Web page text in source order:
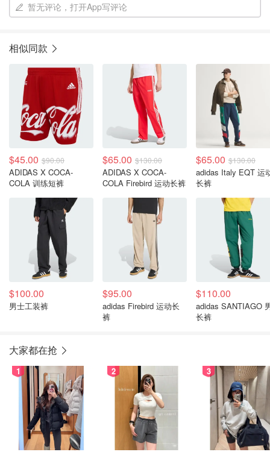
暂无评论，打开App写评论
相似同款
$45.00 $90.00
ADIDAS X COCA-
COLA 训练短裤
$65.00 $130.00
ADIDAS X COCA-
COLA Firebird 运动长裤
$65.00 $130.00
adidas Italy EQT 运
长裤
$100.00
男士工装裤
$95.00
adidas Firebird 运动长
裤
$110.00
adidas SANTIAGO
长裤
大家都在抢
1 2 3